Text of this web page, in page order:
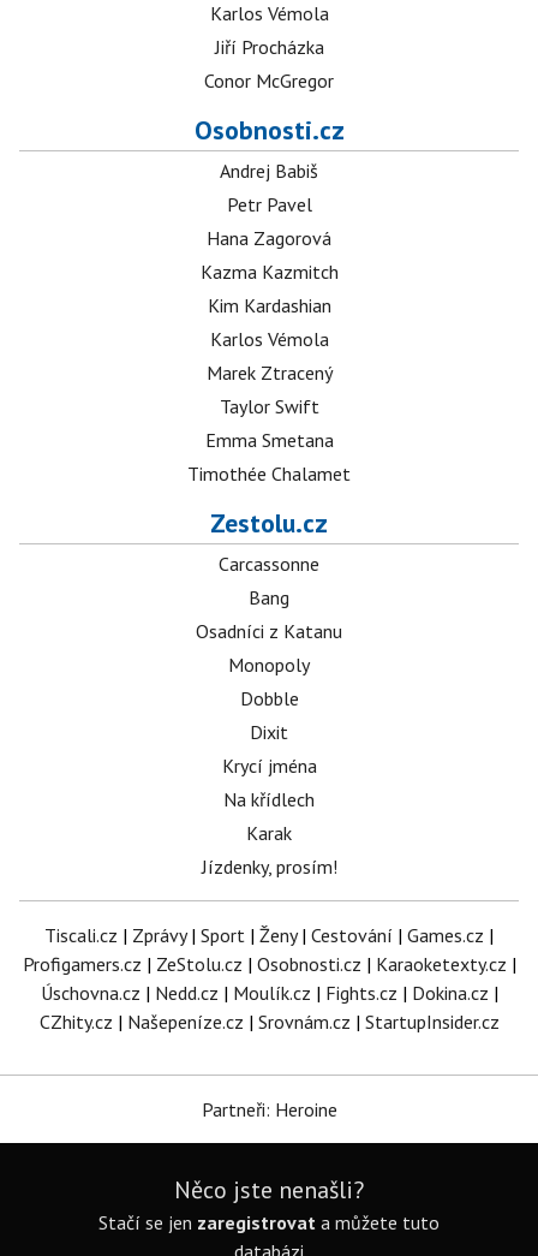
Karlos Vémola
Jiří Procházka
Conor McGregor
Osobnosti.cz
Andrej Babiš
Petr Pavel
Hana Zagorová
Kazma Kazmitch
Kim Kardashian
Karlos Vémola
Marek Ztracený
Taylor Swift
Emma Smetana
Timothée Chalamet
Zestolu.cz
Carcassonne
Bang
Osadníci z Katanu
Monopoly
Dobble
Dixit
Krycí jména
Na křídlech
Karak
Jízdenky, prosím!
Tiscali.cz | Zprávy| Sport | Ženy| Cestování | Games.cz |
Profigamers.cz | ZeStolu.cz | Osobnosti.cz | Karaoketexty.cz |
Úschovna.cz | Nedd.cz | Moulík.cz | Fights.cz | Dokina.cz |
CZhity.cz | Našepeníze.cz | Srovnám.cz | StartupInsider.cz
Partneři: Heroine
Něco jste nenašli?
Stačí se jen zaregistrovat a můžete tuto
databázi